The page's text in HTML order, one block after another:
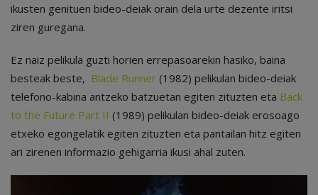
ikusten genituen bideo-deiak orain dela urte dezente iritsi
ziren guregana.
Ez naiz pelikula guzti horien errepasoarekin hasiko, baina
besteak beste, Blade Runner (1982) pelikulan bideo-deiak
telefono-kabina antzeko batzuetan egiten zituzten eta Back
to the Future Part II (1989) pelikulan bideo-deiak erosoago
etxeko egongelatik egiten zituzten eta pantailan hitz egiten
ari zirenen informazio gehigarria ikusi ahal zuten.